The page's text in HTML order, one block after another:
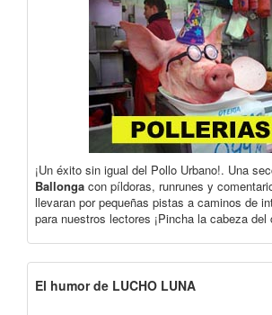
¡Un éxito sin igual del Pollo Urbano!. Una
Ballonga con píldoras, runrunes y
llevaran por pequeñas pistas a caminos de
para nuestros lectores ¡Pincha la cabeza del
El humor de LUCHO LUNA